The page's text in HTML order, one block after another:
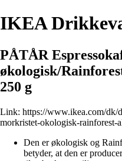
IKEA
PÅTÅR
økologisk/
250 g
Link: https://www.ikea.com/dk/
morkristet-okologisk-rainforest-
Den er økologisk og
betyder, at den er